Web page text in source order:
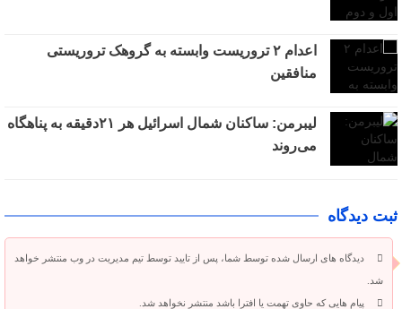
اعدام ۲ تروریست وابسته به گروهک تروریستی
منافقین
لیبرمن: ساکنان شمال اسرائیل هر ۲۱دقیقه به پناهگاه
می‌روند
ثبت دیدگاه
دیدگاه های ارسال شده توسط شما، پس از تایید توسط تیم مدیریت در وب منتشر خواهد
شد.
پیام هایی که حاوی تهمت یا افترا باشد منتشر نخواهد شد.